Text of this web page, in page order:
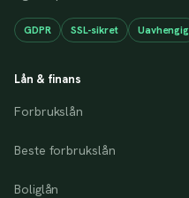
GDPR SSL-sikret Uavhengig
Lån & finans
Forbrukslån
Beste forbrukslån
Boliglån